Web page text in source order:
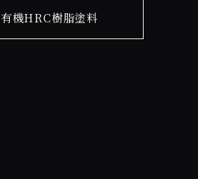
有機HRC樹脂塗料